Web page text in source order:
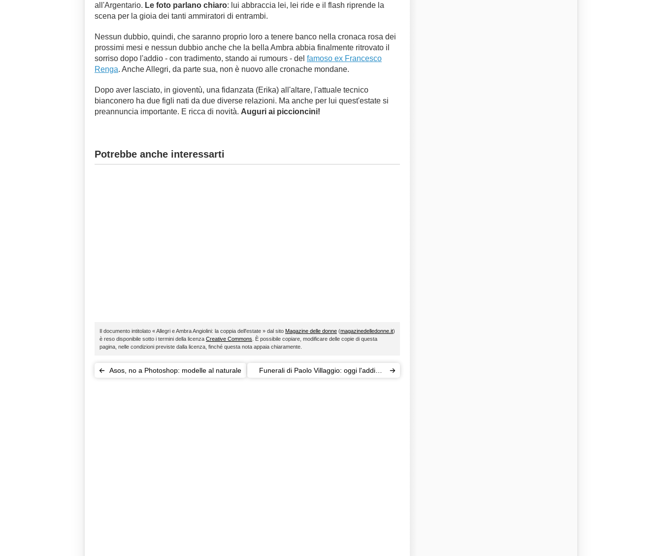
all'Argentario. Le foto parlano chiaro: lui abbraccia lei, lei ride e il flash riprende la
scena per la gioia dei tanti ammiratori di entrambi.
Nessun dubbio, quindi, che saranno proprio loro a tenere banco nella cronaca rosa dei
prossimi mesi e nessun dubbio anche che la bella Ambra abbia finalmente ritrovato il
sorriso dopo l'addio - con tradimento, stando ai rumours - del famoso ex Francesco
Renga. Anche Allegri, da parte sua, non è nuovo alle cronache mondane.
Dopo aver lasciato, in gioventù, una fidanzata (Erika) all'altare, l'attuale tecnico
bianconero ha due figli nati da due diverse relazioni. Ma anche per lui quest'estate si
preannuncia importante. E ricca di novità. Auguri ai piccioncini!
Potrebbe anche interessarti
Il documento intitolato « Allegri e Ambra Angiolini: la coppia dell'estate » dal sito Magazine delle donne (magazinedelledonne.it)
è reso disponibile sotto i termini della licenza Creative Commons . È possibile copiare, modificare delle copie di questa
pagina, nelle condizioni previste dalla licenza, finché questa nota appaia chiaramente.
Asos, no a Photoshop: modelle al naturale
Funerali di Paolo Villaggio: oggi l'addio a